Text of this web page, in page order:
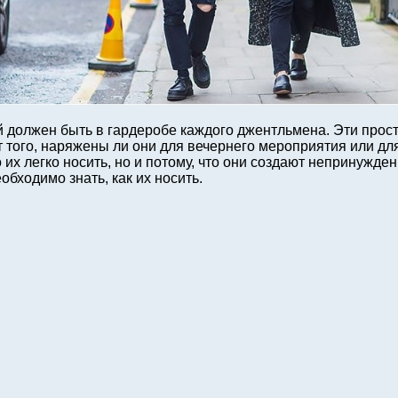
быть в гардеробе каждого джентльмена. Эти
наряжены ли они для вечернего мероприятия или
их легко носить, но и потому, что они создают
знать, как их носить.